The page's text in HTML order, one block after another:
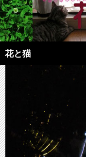
コ
ン
テ
ン
ツ
へ
ス
キ
ッ
プ
花と猫
検
索